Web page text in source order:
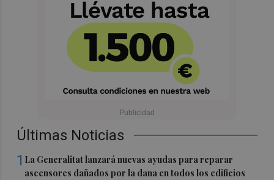
Últimas Noticias
1 La Generalitat lanzará nuevas ayudas para reparar
ascensores dañados por la dana en todos los edificios